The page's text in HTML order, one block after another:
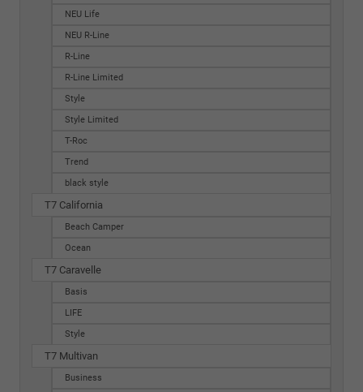
NEU Life
NEU R-Line
R-Line
R-Line Limited
Style
Style Limited
T-Roc
Trend
black style
T7 California
Beach Camper
Ocean
T7 Caravelle
Basis
LIFE
Style
T7 Multivan
Business